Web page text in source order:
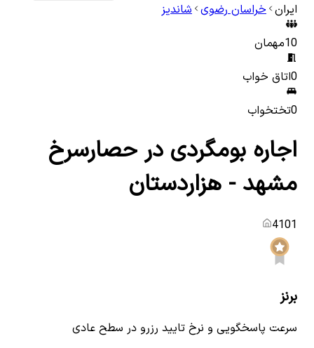
ایران خراسان رضوی شاندیز
10مهمان
0اتاق خواب
0تختخواب
اجاره بومگردی در حصارسرخ
مشهد - هزاردستان
4101
برنز
سرعت پاسخگویی و نرخ تایید رزرو در سطح عادی